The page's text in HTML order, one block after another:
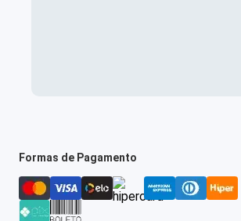
Formas de Pagamento